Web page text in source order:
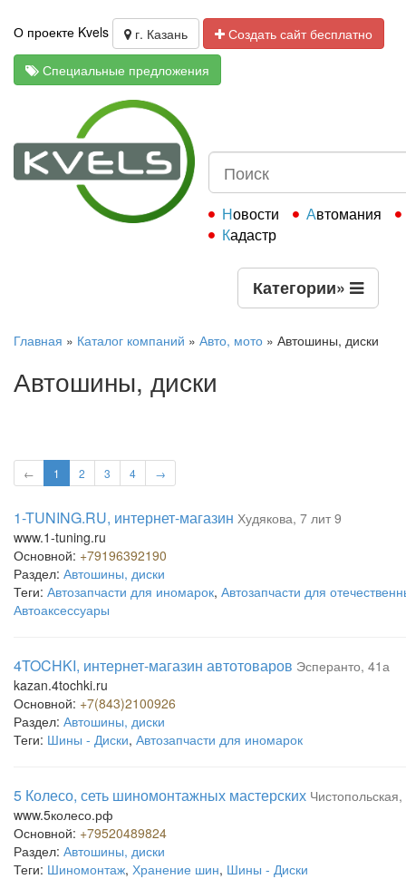
О проекте Kvels г. Казань
Создать сайт бесплатно
Специальные предложения
Новости
Автомания
Кадастр
Категории»
Главная » Каталог компаний » Авто, мото » Автошины, диски
Автошины, диски
← 1 2 3 4 →
1-TUNING.RU, интернет-магазин Худякова, 7 лит 9
www.1-tuning.ru
Основной: +79196392190
Раздел: Автошины, диски
Теги: Автозапчасти для иномарок, Автозапчасти для
Автоаксессуары
4TOCHKI, интернет-магазин автотоваров Эсперанто, 41а
kazan.4tochki.ru
Основной: +7(843)2100926
Раздел: Автошины, диски
Теги: Шины - Диски, Автозапчасти для иномарок
5 Колесо, сеть шиномонтажных мастерских
www.5колесо.рф
Основной: +79520489824
Раздел: Автошины, диски
Теги: Шиномонтаж, Хранение шин, Шины - Диски